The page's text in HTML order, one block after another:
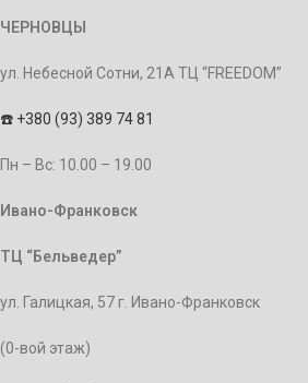
ЧЕРНОВЦЫ
ул. Небесной Сотни, 21А ТЦ “FREEDOM”
☎️ +380 (93) 389 74 81
Пн – Bc: 10.00 – 19.00
Ивано-Франковск
ТЦ “Бельведер”
ул. Галицкая, 57 г. Ивано-Франковск
(0-вой этаж)